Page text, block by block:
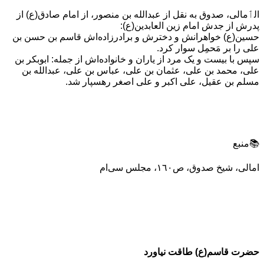
الٲمالی، صدوق به نقل از عبدالله بن منصور، از امام صادق(ع) از
پدرش از جدش امام زین العابدین(ع):
حسین(ع) خواهرانش و دخترش و برادرزاده‌اش قاسم بن حسن بن
علی را بر مَحمِل سوار كرد.
سپس با بیست و یک مرد از ياران و خانواده‌اش از جمله: ابوبكر بن
علی، محمد بن علی، عثمان بن علی، عباس بن علی، عبدالله بن
مسلم بن عقيل، علی اكبر و علی اصغر رهسپار شد.
📚منبع
امالی، شیخ صدوق، ص١٦٠، مجلس سی‌ام
حضرت قاسم(ع) طاقت نیاورد